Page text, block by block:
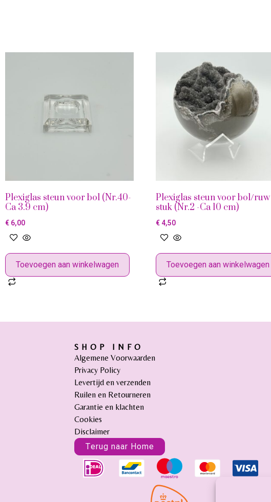
Plexiglas steun voor bol (Nr.40-
Ca 3.9 cm)
€6,00
Toevoegen aan winkelwagen
Plexiglas steun voor bol/ruw
stuk (Nr.2 -Ca 10 cm)
€ 4,50
Toevoegen aan winkelwagen
SHOP INFO
Algemene Voorwaarden
Privacy Policy
Levertijd en verzenden
Ruilen en Retourneren
Garantie en klachten
Cookies
Disclaimer
Terug naar Home